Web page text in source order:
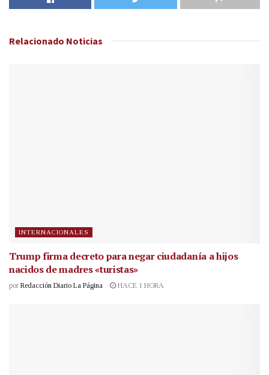
Relacionado Noticias
INTERNACIONALES
Trump firma decreto para negar ciudadanía a hijos
nacidos de madres «turistas»
por Redacción Diario La Página HACE 1 HORA